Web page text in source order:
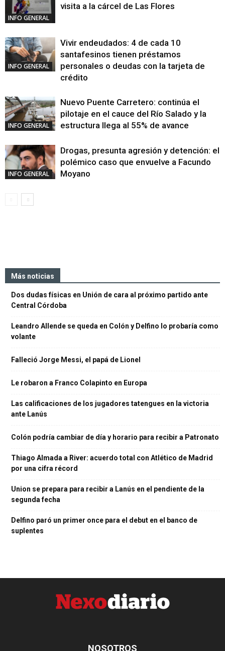
INFO GENERAL
visita a la cárcel de Las Flores
INFO GENERAL
Vivir endeudados: 4 de cada 10
santafesinos tienen préstamos
personales o deudas con la tarjeta de
crédito
INFO GENERAL
Nuevo Puente Carretero: continúa el
pilotaje en el cauce del Río Salado y la
estructura llega al 55% de avance
INFO GENERAL
Drogas, presunta agresión y detención: el
polémico caso que envuelve a Facundo
Moyano
Más noticias
Dos dudas físicas en Unión de cara al próximo partido ante
Central Córdoba
Leandro Allende se queda en Colón y Delfino lo probaría como
volante
Falleció Jorge Messi, el papá de Lionel
Le robaron a Franco Colapinto en Europa
Las calificaciones de los jugadores tatengues en la victoria
ante Lanús
Colón podría cambiar de día y horario para recibir a Patronato
Thiago Almada a River: acuerdo total con Atlético de Madrid
por una cifra récord
Union se prepara para recibir a Lanús en el pendiente de la
segunda fecha
Delfino paró un primer once para el debut en el banco de
suplentes
NOSOTROS